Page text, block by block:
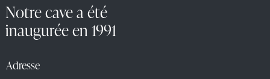
Notre cave a été
inaugurée en 1991
Adresse